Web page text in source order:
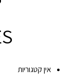
אין קטגוריות